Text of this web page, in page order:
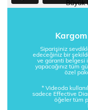
Kargom
Siparişiniz
edeceğiniz bir
ve garanti belgesi
yapacağınız tüm
özel
* Videoda
sadece Effective
öğeler tüm